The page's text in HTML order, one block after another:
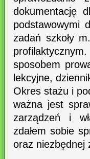
dokumentację
podstawowymi
zadań szkoły
sposobem
lekcyjne,
Okres stażu i
ważna jest
zarządzeń i
zdałem sobie
oraz niezbędnej